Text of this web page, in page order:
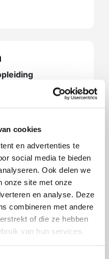
cookies
en advertenties te
social media te bieden
Ook delen we
onze site met onze
en analyse. Deze
combineren met andere
of die ze hebben
van hun services.
deze opleiding
te klikken.
om een korte
naar
hiervan
contact met
met de
uit van de
bedragen
verblijfkosten